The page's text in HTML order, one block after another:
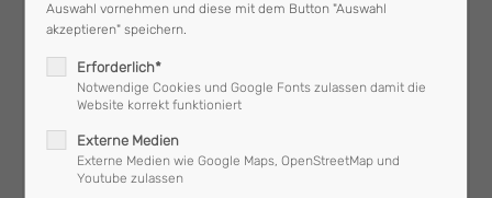
Technischer Einsatz
Auswahl vornehmen und diese mit dem Button "Auswahl
akzeptieren" speichern.
Erforderlich*
Notwendige Cookies und Google Fonts zulassen damit die
Website korrekt funktioniert
Externe Medien
Externe Medien wie Google Maps, OpenStreetMap und
Youtube zulassen